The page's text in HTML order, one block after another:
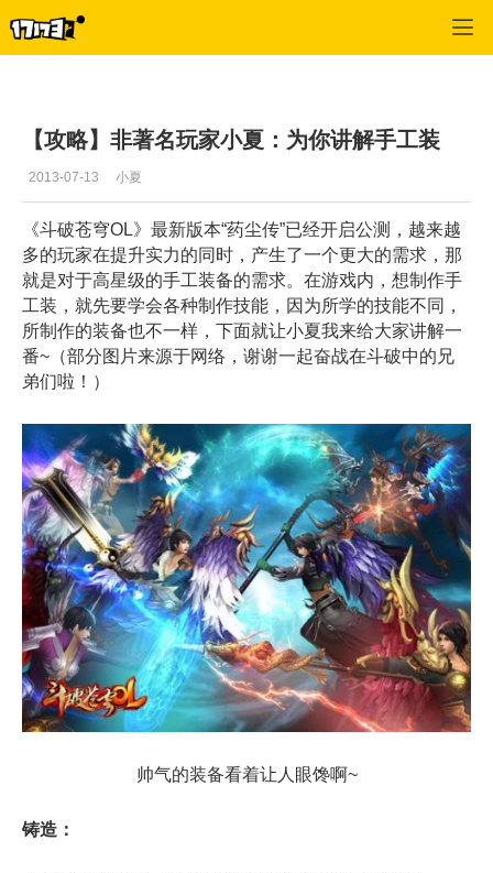
【攻略】非著名玩家小夏：为你讲解手工装
2013-07-13 小夏
《斗破苍穹OL》最新版本“药尘传”已经开启公测，越来越
多的玩家在提升实力的同时，产生了一个更大的需求，那
就是对于高星级的手工装备的需求。在游戏内，想制作手
工装，就先要学会各种制作技能，因为所学的技能不同，
所制作的装备也不一样，下面就让小夏我来给大家讲解一
番~（部分图片来源于网络，谢谢一起奋战在斗破中的兄
弟们啦！）
帅气的装备看着让人眼馋啊~
铸造：